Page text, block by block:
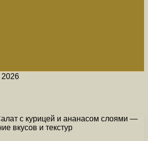
2026
с курицей и ананасом слоями —
вкусов и текстур